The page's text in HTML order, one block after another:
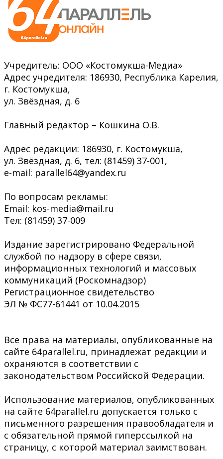
Учредитель: ООО «Костомукша-Медиа»
Адрес учредителя: 186930, Республика Карелия,
г. Костомукша,
ул. Звёздная, д. 6
Главный редактор – Кошкина О.В.
Адрес редакции: 186930, г. Костомукша,
ул. Звёздная, д. 6, тел: (81459) 37-001,
e-mail: parallel64@yandex.ru
По вопросам рекламы:
Email: kos-media@mail.ru
Тел: (81459) 37-009
Издание зарегистрировано Федеральной
службой по надзору в сфере связи,
информационных технологий и массовых
коммуникаций (Роскомнадзор)
Регистрационное свидетельство
ЭЛ № ФС77-61441 от 10.04.2015
Все права на материалы, опубликованные на
сайте 64parallel.ru, принадлежат редакции и
охраняются в соответствии с
законодательством Российской Федерации.
Использование материалов, опубликованных
на сайте 64parallel.ru допускается только с
письменного разрешения правообладателя и
с обязательной прямой гиперссылкой на
страницу, с которой материал заимствован.